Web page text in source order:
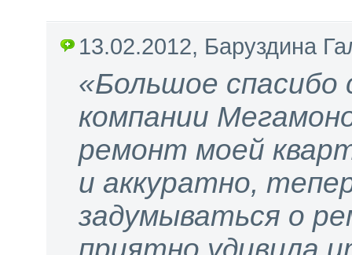
13.02.2012, Баруздина
«Большое спасибо
компании
ремонт моей
и аккуратно,
задумываться о